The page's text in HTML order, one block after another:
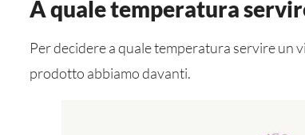
A quale temperatura
Per decidere a quale temperatura servire un
prodotto abbiamo davanti.